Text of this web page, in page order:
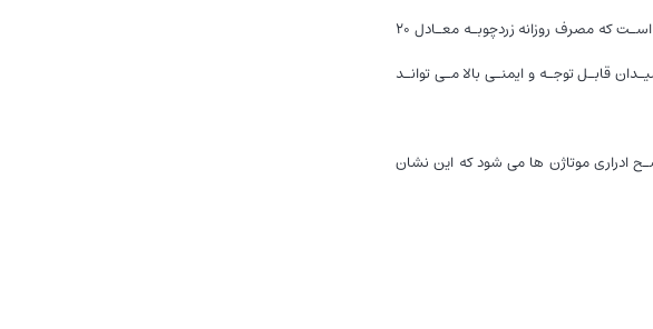
همچنین خواص آنتی اکسیدانی، آنتی تومـور و محافظـت از کبد این گیاه قابل توجه می باشد به طوریکه در یک تست کلینیـکال معلوم شده اسـت که مصرف روزانه زردچوبـه معـادل ۲۰
اکسیـدان قابـل توجـه و ایمنـی بالا مـی توانـد
به مدت ۳۰ روز به طور فاحشی باعث کاهش ترشـح ادراری موتاژن ها می شود که این نشان